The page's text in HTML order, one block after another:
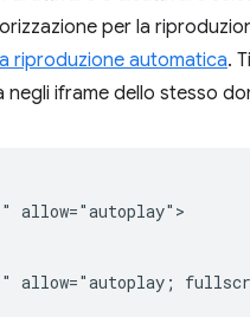
per la
riproduzione automatica.
iframe dello stesso
allow="autoplay">